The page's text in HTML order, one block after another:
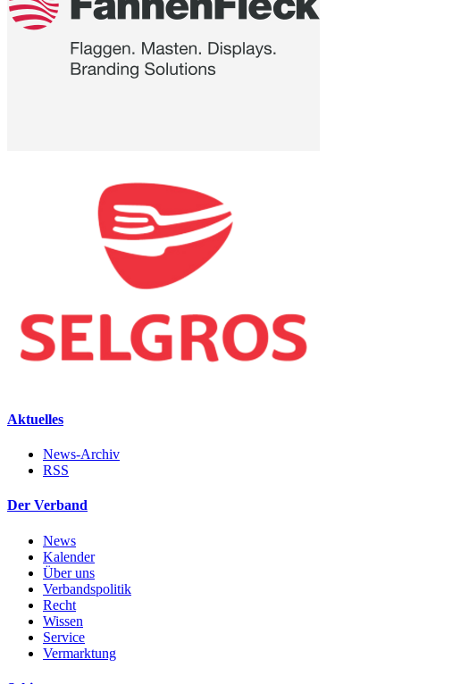
Aktuelles
News-Archiv
RSS
Der Verband
News
Kalender
Über uns
Verbandspolitik
Recht
Wissen
Service
Vermarktung